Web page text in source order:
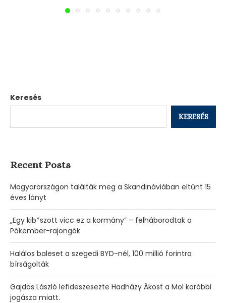
Keresés
KERESÉS
Recent Posts
Magyarországon találták meg a Skandináviában eltűnt 15
éves lányt
„Egy kib*szott vicc ez a kormány” – felháborodtak a
Pókember-rajongók
Halálos baleset a szegedi BYD-nél, 100 millió forintra
bírságolták
Gajdos László lefideszesezte Hadházy Ákost a Mol korábbi
jogásza miatt.